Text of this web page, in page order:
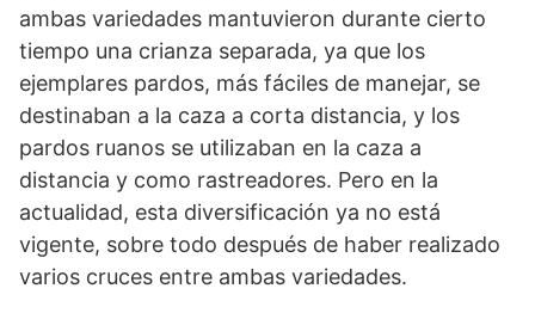
ambas variedades mantuvieron durante cierto
tiempo una crianza separada, ya que los
ejemplares pardos, más fáciles de manejar, se
destinaban a la caza a corta distancia, y los
pardos ruanos se utilizaban en la caza a
distancia y como rastreadores. Pero en la
actualidad, esta diversificación ya no está
vigente, sobre todo después de haber realizado
varios cruces entre ambas variedades.